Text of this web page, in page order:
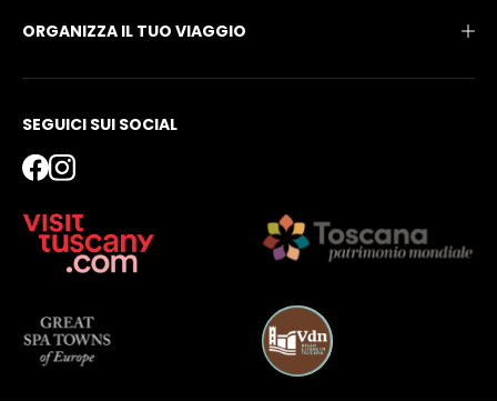
ORGANIZZA IL TUO VIAGGIO
SEGUICI SUI SOCIAL